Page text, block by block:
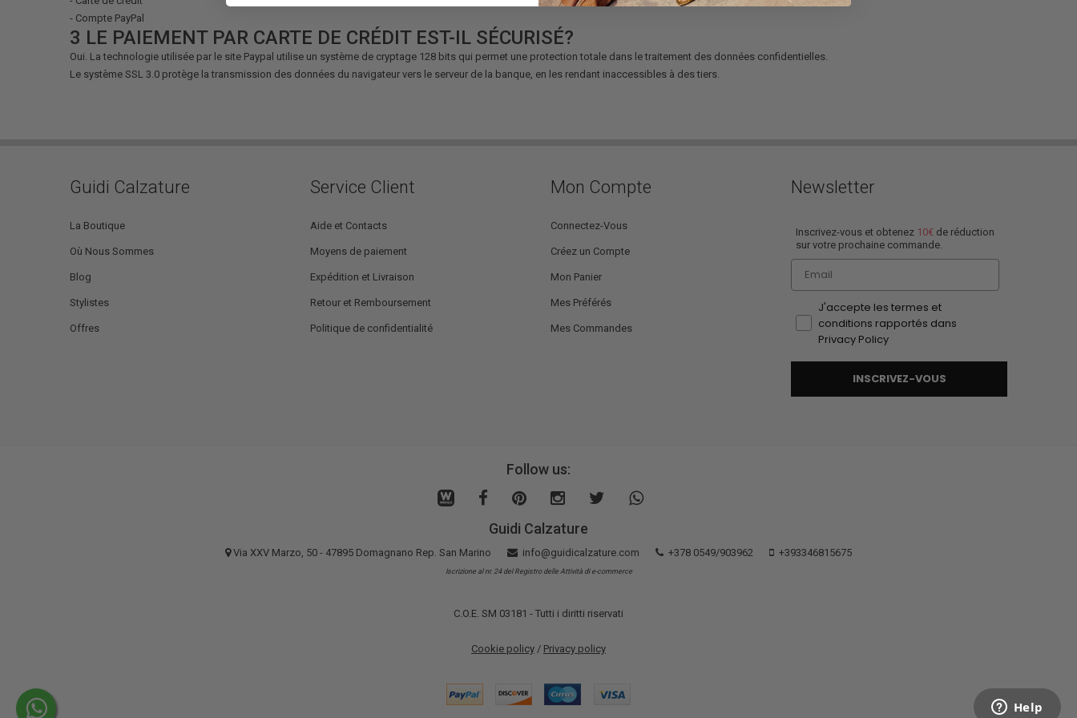
- Compte PayPal
3 LE PAIEMENT PAR CARTE DE CRÉDIT EST-IL SÉCURISÉ?
Oui. La technologie utilisée par le site Paypal utilise un système de cryptage 128 bits qui permet une protection totale dans le traitement des données confidentielles.
Le système SSL 3.0 protège la transmission des données du navigateur vers le serveur de la banque, en les rendant inaccessibles à des tiers.
Guidi Calzature
La Boutique
Où Nous Sommes
Blog
Stylistes
Offres
Service Client
Aide et Contacts
Moyens de paiement
Expédition et Livraison
Retour et Remboursement
Politique de confidentialité
Mon Compte
Connectez-Vous
Créez un Compte
Mon Panier
Mes Préférés
Mes Commandes
Newsletter
Inscrivez-vous et obtenez 10€ de réduction
sur votre prochaine commande.
Email
J'accepte les termes et
conditions rapportés dans
Privacy Policy
INSCRIVEZ-VOUS
Follow us:
Guidi Calzature
Via XXV Marzo, 50 - 47895 Domagnano Rep. San Marino info@guidicalzature.com +378 0549/903962 +393346815675
Iscrizione al nr. 24 del Registro delle Attività di e-commerce
C.O.E. SM 03181 - Tutti i diritti riservati
Cookie policy / Privacy policy